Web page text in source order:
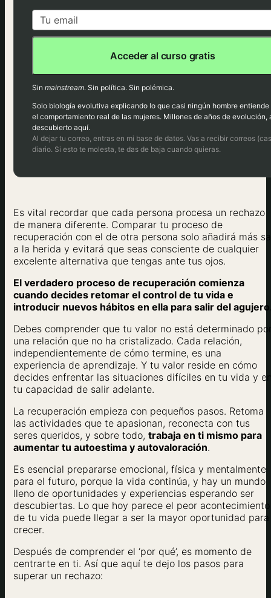
Acceder al curso gratis
Sin mainstream. Sin política. Sin polémica.
Solo biología evolutiva explicando lo que casi ningún hombre entiende
el comportamiento real de las mujeres. Millones de años de evolución,
descubierto aquí.
Al dejar tu correo, entras en mi base de datos. Vas a recibir correos
diario. Si esto te molesta, te das de baja cuando quieras.
Es vital recordar que cada persona procesa un rechazo
de manera diferente. Comparar tu proceso de
recuperación con el de otra persona solo añadirá más
a la herida y evitará que seas consciente de cualquier
excelente alternativa que tengas ante tus ojos.
El verdadero proceso de recuperación comienza
cuando decides retomar el control de tu vida e
introducir nuevos hábitos en ella para salir del
Debes comprender que tu valor no está determinado
una relación que no ha cristalizado. Cada relación,
independientemente de cómo termine, es una
experiencia de aprendizaje. Y tu valor reside en cómo
decides enfrentar las situaciones difíciles en tu vida y
tu capacidad de salir adelante.
La recuperación empieza con pequeños pasos. Retoma
las actividades que te apasionan, reconecta con tus
seres queridos, y sobre todo, trabaja en ti mismo para
aumentar tu autoestima y autovaloración.
Es esencial prepararse emocional, física y mentalmente
para el futuro, porque la vida continúa, y hay un mundo
lleno de oportunidades y experiencias esperando ser
descubiertas. Lo que hoy parece el peor acontecimiento
de tu vida puede llegar a ser la mayor oportunidad para
crecer.
Después de comprender el ‘por qué’, es momento de
centrarte en ti. Así que aquí te dejo los pasos para
superar un rechazo: